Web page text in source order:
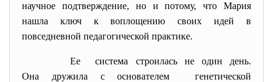
научное подтверждение, но и потому, что Мария
нашла ключ к воплощению своих идей в
повседневной педагогической практике.
Ее система строилась не один день.
Она дружила с основателем генетической